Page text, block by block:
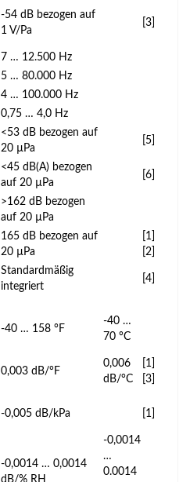
-54 dB bezogen auf
1 V/Pa
[3]
7 … 12.500 Hz
5 … 80.000 Hz
4 … 100.000 Hz
0,75 … 4,0 Hz
<53 dB bezogen auf
20 µPa
[5]
<45 dB(A) bezogen
auf 20 µPa
[6]
>162 dB bezogen
auf 20 µPa
165 dB bezogen auf
20 µPa
[1]
[2]
Standardmäßig
integriert
[4]
-40 … 158 °F
-40 …
70 °C
0,003 dB/°F
0,006
dB/°C
[1]
[3]
-0,005 dB/kPa [1]
-0,0014 … 0,0014
dB/% RH
-0,0014
…
0.0014